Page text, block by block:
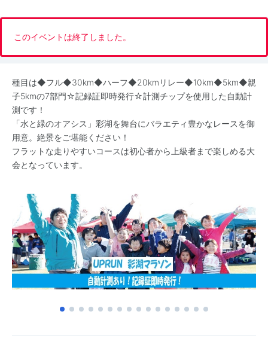
このイベントは終了しました。
種目は◆フル◆30km◆ハーフ◆20kmリレー◆10km◆5km◆親
子5kmの7部門☆記録証即時発行☆計測チップを使用した自動計
測です！
「水と緑のオアシス」彩湖を舞台にバラエティ豊かなレースを御
用意。絶景をご堪能ください！
フラットな走りやすいコースは初心者から上級者まで楽しめる大
会となっています。